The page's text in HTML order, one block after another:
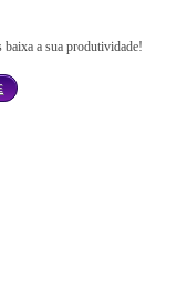
a sua produtividade!